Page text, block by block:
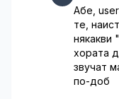
Абе,
те,
някакви
хората
звучат
по-доб